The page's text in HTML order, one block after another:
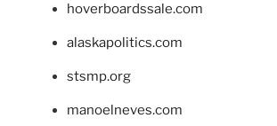
hoverboardssale.com
alaskapolitics.com
stsmp.org
manoelneves.com